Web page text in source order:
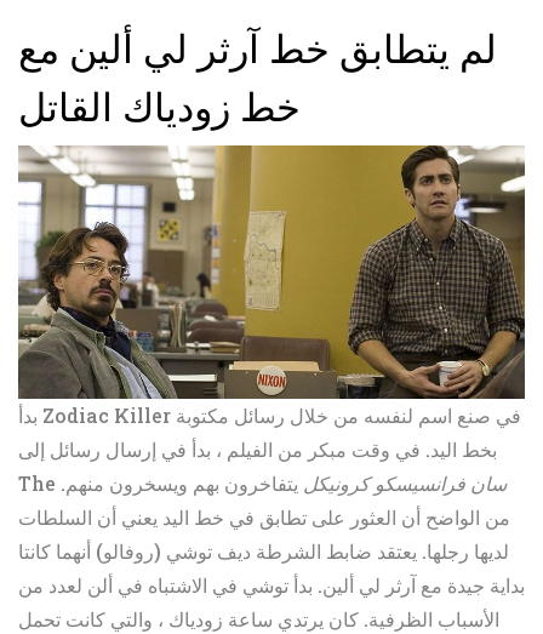
لم يتطابق خط آرثر لي ألين مع
خط زودياك القاتل
بدأ Zodiac Killer في صنع اسم لنفسه من خلال رسائل مكتوبة
بخط اليد. في وقت مبكر من الفيلم ، بدأ في إرسال رسائل إلى
The
سان فرانسيسكو كرونيكل يتفاخرون بهم ويسخرون منهم.
من الواضح أن العثور على تطابق في خط اليد يعني أن السلطات
لديها رجلها. يعتقد ضابط الشرطة ديف توشي (روفالو) أنهما كانتا
بداية جيدة مع آرثر لي ألين. بدأ توشي في الاشتباه في ألن لعدد من
الأسباب الظرفية. كان يرتدي ساعة زودياك ، والتي كانت تحمل